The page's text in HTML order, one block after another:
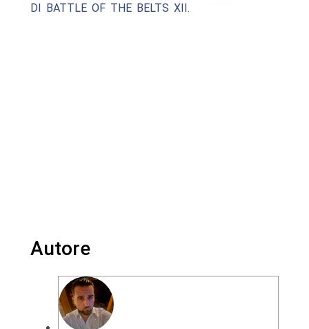
DI BATTLE OF THE BELTS XII.
Autore